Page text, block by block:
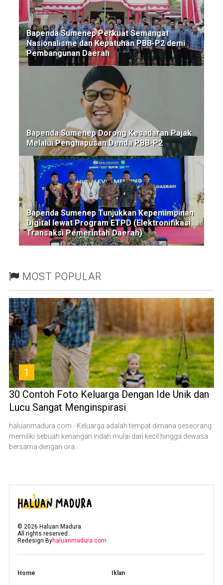
Bapenda Sumenep Perkuat Semangat
Nasionalisme dan Kepatuhan PBB-P2 demi
Pembangunan Daerah
Bapenda Sumenep Dorong Kesadaran Pajak
Melalui Penghapusan Denda PBB-P2
Bapenda Sumenep Tunjukkan Kepemimpinan
Digital lewat Program ETPD (Elektronifikasi
Transaksi Pemerintah Daerah)
MOST POPULAR
1
30 Contoh Foto Keluarga Dengan Ide Unik dan
Lucu Sangat Menginspirasi
haluanmadura.com - Keluarga adalah tempat dimana seseorang
memiliki sebuah kenangan indah mulai dari kecil hingga dewasa
bersama dengan ora...
© 2026 Haluan Madura
All rights reserved.
Redesign Byhaluanmadura.com
Home Iklan